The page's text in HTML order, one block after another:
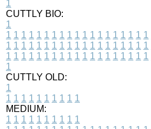
1
CUTTLY BIO:
1
1 1 1 1 1 1 1 1 1 1 1 1 1 1 1 1 1 1 1
1 1 1 1 1 1 1 1 1 1 1 1 1 1 1 1 1 1 1
1 1 1 1 1 1 1 1 1 1 1 1 1 1 1 1 1 1 1
1
CUTTLY OLD:
1
1 1 1 1 1 1 1 1 1 1
MEDIUM:
1 1 1 1 1 1 1 1 1 1